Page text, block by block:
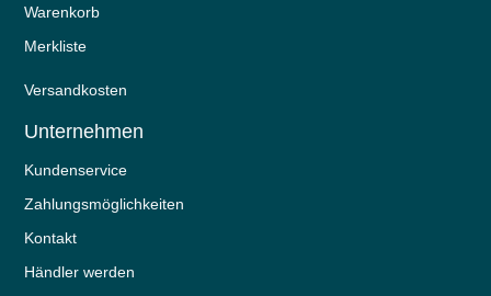
Warenkorb
Merkliste
Versandkosten
Unternehmen
Kundenservice
Zahlungsmöglichkeiten
Kontakt
Händler werden